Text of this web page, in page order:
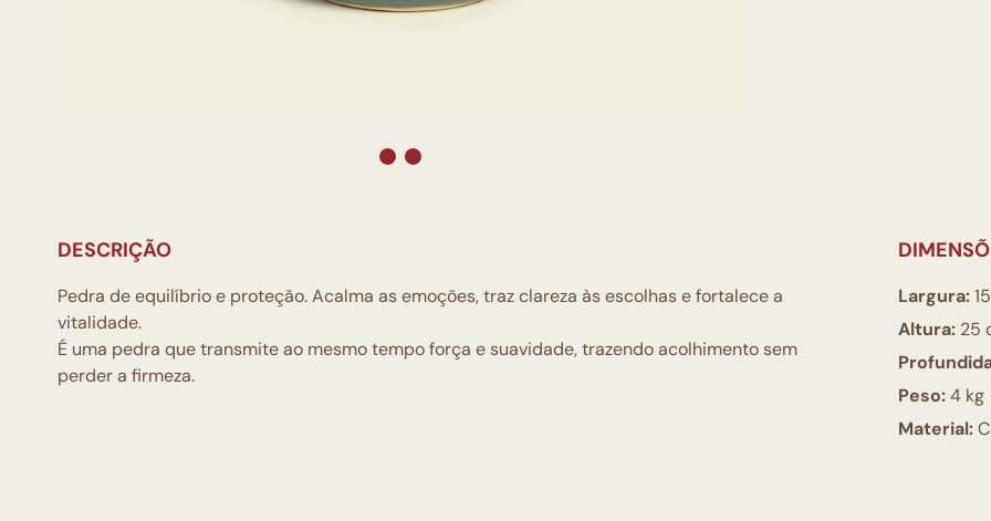
DESCRIÇÃO
Pedra de equilíbrio e proteção. Acalma as emoções, traz clareza às escolhas e fortalece a
vitalidade.
É uma pedra que transmite ao mesmo tempo força e suavidade, trazendo acolhimento sem
perder a firmeza.
Largura:
Altura: 25
Peso:4 kg
Material: